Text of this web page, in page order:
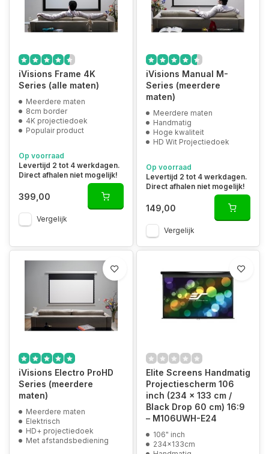
iVisions Frame 4K
Series (alle maten)
Meerdere maten
8cm border
4K projectiedoek
Populair product
Op voorraad
Levertijd 2 tot 4 werkdagen.
Direct afhalen niet mogelijk!
399,00
Vergelijk
iVisions Manual M-
Series (meerdere
maten)
Meerdere maten
Handmatig
Hoge kwaliteit
HD Wit Projectiedoek
Op voorraad
Levertijd 2 tot 4 werkdagen.
Direct afhalen niet mogelijk!
149,00
Vergelijk
iVisions Electro ProHD
Series (meerdere
maten)
Meerdere maten
Elektrisch
HD+ projectiedoek
Met afstandsbediening
Elite Screens Handmatig
Projectiescherm 106
inch (234 x 133 cm /
Black Drop 60 cm) 16:9
– M106UWH-E24
106" inch
234x133cm